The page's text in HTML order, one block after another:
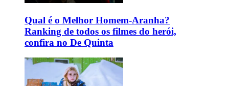
Qual é o Melhor Homem-Aranha?
Ranking de todos os filmes do herói,
confira no De Quinta